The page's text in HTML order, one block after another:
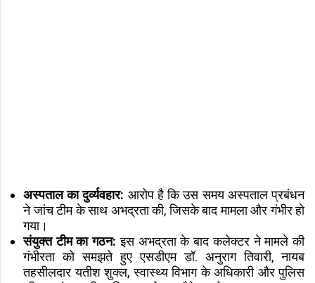
अस्पताल का दुर्व्यवहार: आरोप है कि उस समय अस्पताल प्रबंधन
ने जांच टीम के साथ अभद्रता की, जिसके बाद मामला और गंभीर हो
गया।
संयुक्त टीम का गठन:इस अभद्रता के बाद कलेक्टर ने मामले की
गंभीरता को समझते हुए एसडीएम डॉ. अनुराग तिवारी, नायब
तहसीलदार यतीश शुक्ल, स्वास्थ्य विभाग के अधिकारी और पुलिस